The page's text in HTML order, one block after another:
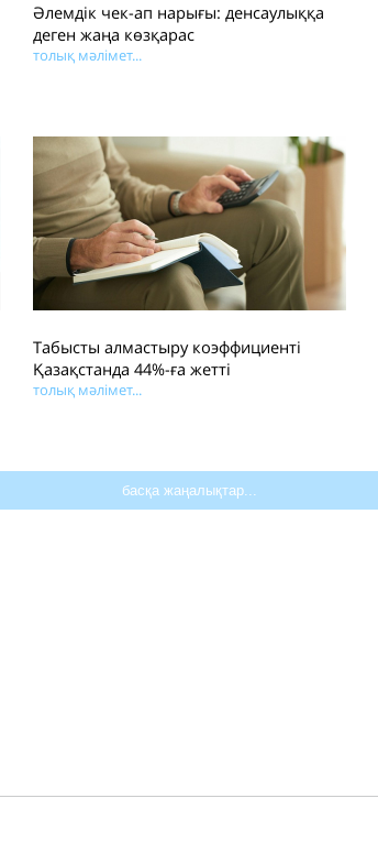
Әлемдік чек-ап нарығы: денсаулыққа
деген жаңа көзқарас
толық мәлімет...
Табысты алмастыру коэффициенті
Қазақстанда 44%-ға жетті
толық мәлімет...
басқа жаңалықтар...